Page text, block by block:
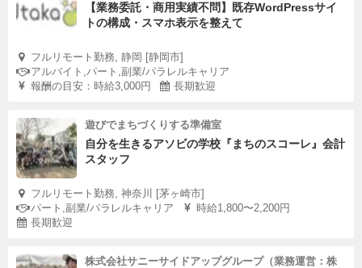
【業務委託・商用実績不問】既存WordPressサイ
トの構成・スマホ表示を整えて
フルリモート勤務, 静岡 [静岡市]
アルバイト,パート,副業/パラレルキャリア
報酬の目安：時給3,000円
長期歓迎
遊びでまちづくりする準備室
自分を生きるアソビの学校『まちのスコーレ』会計
スタッフ
フルリモート勤務, 神奈川 [茅ヶ崎市]
パート,副業/パラレルキャリア
時給1,800〜2,200円
長期歓迎
株式会社サニーサイドアップグループ（業務運営：株